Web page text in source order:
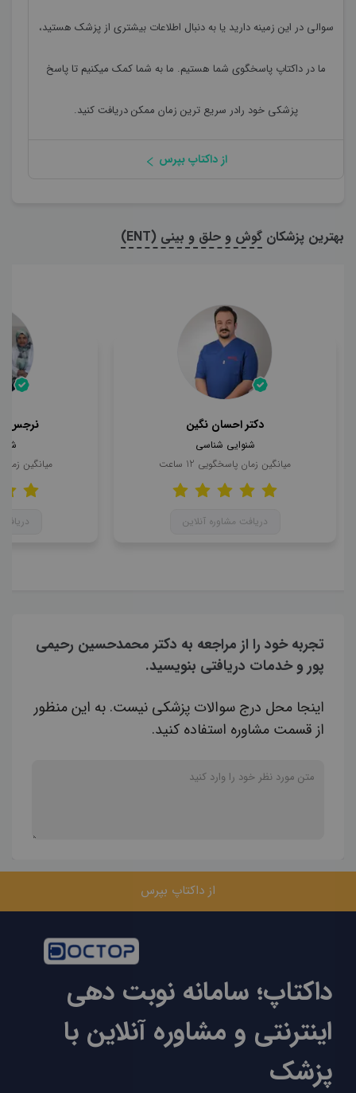
سوالی در این زمینه دارید یا به دنبال اطلاعات بیشتری از پزشک هستید،
ما در داکتاپ پاسخگوی شما هستیم. ما به شما کمک میکنیم تا پاسخ
پزشکی خود رادر سریع ترین زمان ممکن دریافت کنید.
از داکتاپ بپرس
بهترین پزشکان گوش و حلق و بینی (ENT)
دکتر احسان نگین
شنوایی شناسی
میانگین زمان پاسخگویی 12 ساعت
دریافت مشاوره آنلاین
نرجس
میانگین
تجربه خود را از مراجعه به دکتر محمدحسین رحیمی
پور و خدمات دریافتی بنویسید.
اینجا محل درج سوالات پزشکی نیست. به این منظور
از قسمت مشاوره استفاده کنید.
از داکتاپ بپرس
داکتاپ؛ سامانه نوبت دهی
اینترنتی و مشاوره آنلاین با
پزشک